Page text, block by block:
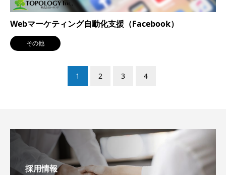
Webマーケティング自動化支援（Facebook）
その他
1 2 3 4
採用情報